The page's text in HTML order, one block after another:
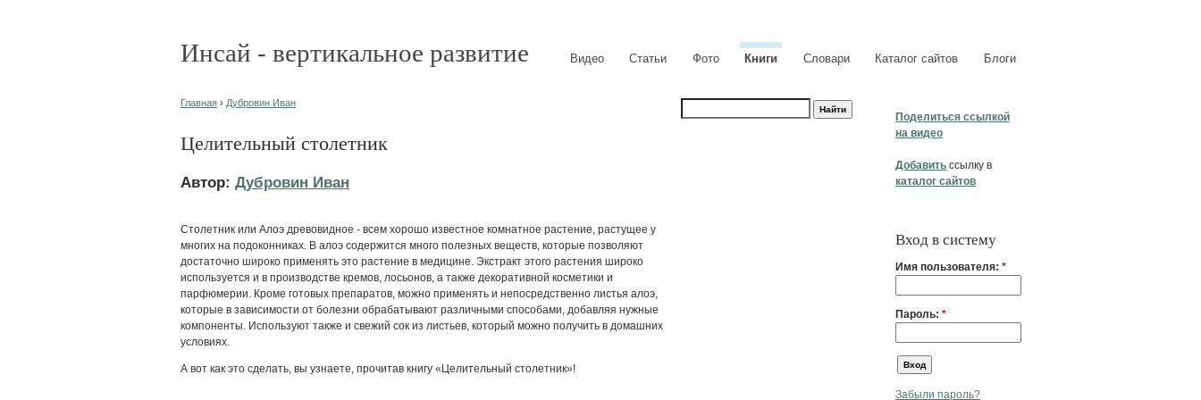
Инсай - вертикальное развитие Видео Статьи Фото Книги Словари Каталог сайтов Блоги
Поделиться ссылкой
на видео
Добавить ссылку в
каталог сайтов
Вход в систему
Имя пользователя: *
Пароль: *
Забыли пароль?
Главная › Дубровин Иван
Целительный столетник
Автор: Дубровин Иван
Столетник или Алоэ древовидное - всем хорошо известное комнатное растение, растущее у
многих на подоконниках. В алоэ содержится много полезных веществ, которые позволяют
достаточно широко применять это растение в медицине. Экстракт этого растения широко
используется и в производстве кремов, лосьонов, а также декоративной косметики и
парфюмерии. Кроме готовых препаратов, можно применять и непосредственно листья алоэ,
которые в зависимости от болезни обрабатывают различными способами, добавляя нужные
компоненты. Используют также и свежий сок из листьев, который можно получить в домашних
условиях.
А вот как это сделать, вы узнаете, прочитав книгу «Целительный столетник»!